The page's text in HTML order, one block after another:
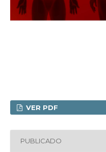
VER PDF
PUBLICADO